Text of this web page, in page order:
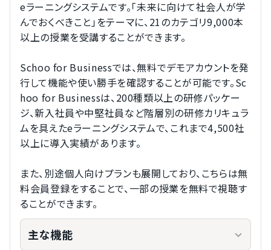
eラーニングシステムです。「未来に向けて社会人が学
んでおくべきこと」をテーマに、21のカテゴリ9,000本
以上の授業を受講することができます。
Schoo for Businessでは、無料でデモアカウントを発
行して機能や使い勝手を確認することが可能です。Sc
hoo for Businessは、200種類以上の研修パッケー
ジ、新入社員や中堅社員など階層別の研修カリキュラ
ムを具えたeラーニングシステムで、これまで4,500社
以上に導入実績があります。
また、別途個人向けプランも展開しており、こちらは無
料会員登録をすることで、一部の授業を無料で視聴す
ることができます。
主な機能